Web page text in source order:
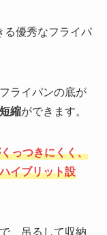
る優秀なフライパ
ライパンの底が
縮ができます。
っつきにくく、
イブリット設
、吊るして収納